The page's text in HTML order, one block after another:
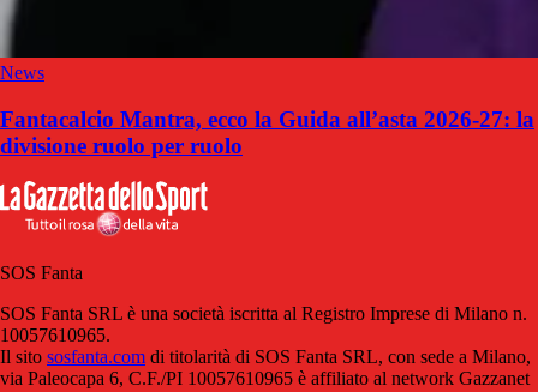
News
Fantacalcio Mantra, ecco la Guida all’asta 2026-27: la
divisione ruolo per ruolo
SOS Fanta
SOS Fanta SRL è una società iscritta al Registro Imprese di Milano n.
10057610965.
Il sito sosfanta.com di titolarità di SOS Fanta SRL, con sede a Milano,
via Paleocapa 6, C.F./PI 10057610965 è affiliato al network Gazzanet